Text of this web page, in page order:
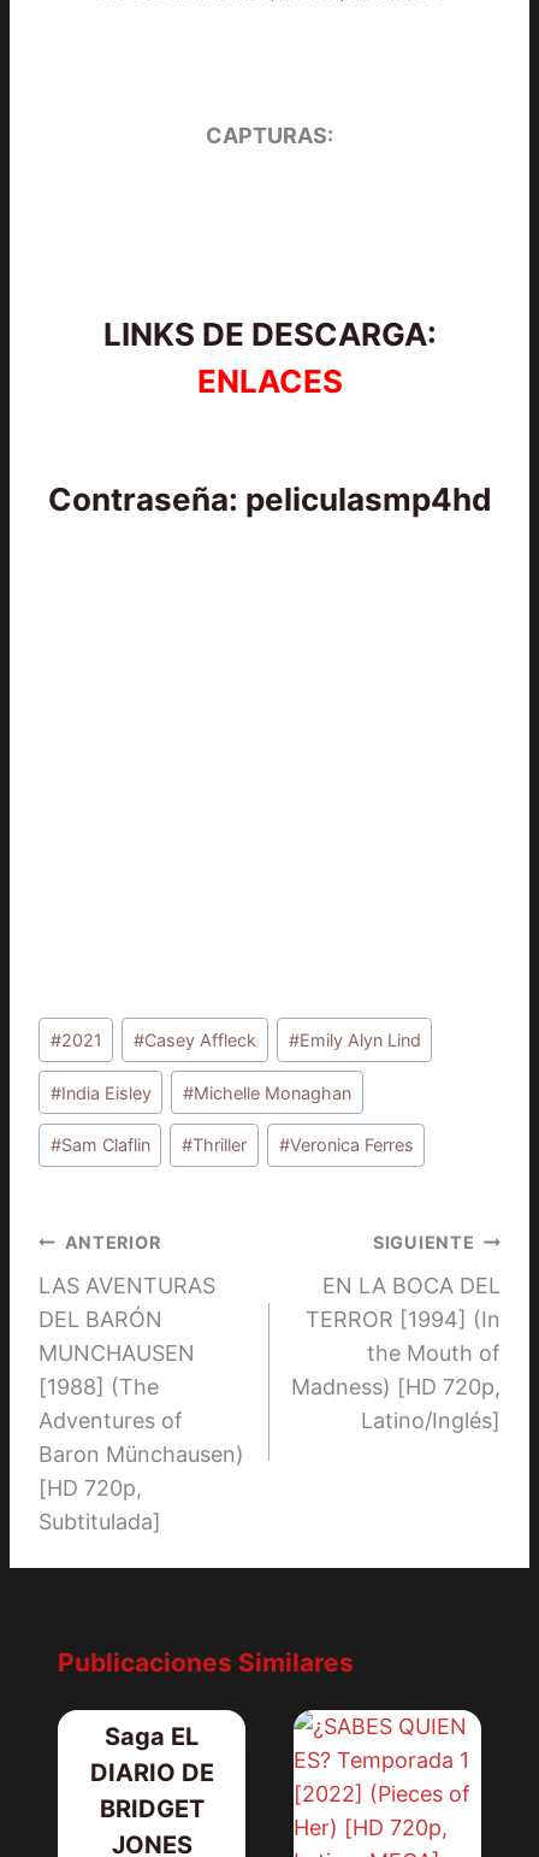
CAPTURAS:
LINKS DE DESCARGA:
ENLACES
Contraseña: peliculasmp4hd
Etiquetas
de
la
entrada:
#2021 #Casey Affleck #Emily Alyn Lind
#India Eisley #Michelle Monaghan
#Sam Claflin #Thriller #Veronica Ferres
Navegación
de
entradas
ANTERIOR
LAS AVENTURAS
DEL BARÓN
MUNCHAUSEN
[1988] (The
Adventures of
Baron Münchausen)
[HD 720p,
Subtitulada]
SIGUIENTE
EN LA BOCA DEL
TERROR [1994] (In
the Mouth of
Madness) [HD 720p,
Latino/Inglés]
Publicaciones Similares
Saga EL
DIARIO DE
BRIDGET
JONES